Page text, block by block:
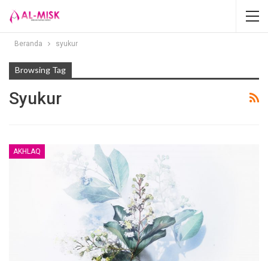
Beranda syukur
Browsing Tag
Syukur
AKHLAQ